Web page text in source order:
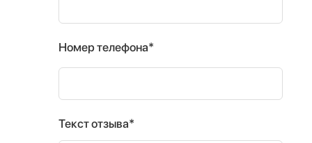
Номер телефона*
Текст отзыва*